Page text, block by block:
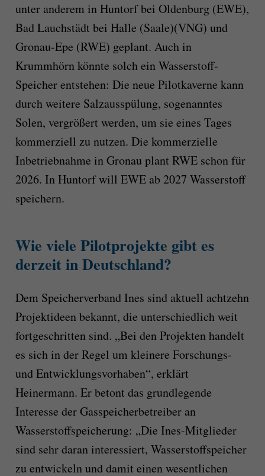
unter anderem in Huntorf bei Oldenburg (EWE),
Bad Lauchstädt bei Halle (Saale)(VNG) und
Gronau-Epe (RWE) geplant. Auch in
Krummhörn könnte solch ein Wasserstoff-
Speicher entstehen: Die neue Pilotkaverne kann
durch weitere Salzausspülung, sogenanntes
Solen, vergrößert werden, um sie eines Tages
kommerziell zu nutzen. Die kommerzielle
Inbetriebnahme in Gronau plant RWE schon für
2026. In Huntorf will EWE ab 2027 Wasserstoff
speichern.
Wie viele Pilotprojekte gibt es
derzeit in Deutschland?
Dem Speicherverband Ines sind aktuell achtzehn
Projektideen bekannt, die unterschiedlich weit
fortgeschritten sind. „Bei den Projekten handelt
es sich in der Regel um kleinere Forschungs-
und Entwicklungsvorhaben“, erklärt
Heinermann. Er betont das grundlegende
Interesse der Gasspeicherbetreiber an
Wasserstoffspeicherung: „Die Ines-Mitglieder
sind sehr daran interessiert, Wasserstoffspeicher
zu entwickeln und damit einen wesentlichen